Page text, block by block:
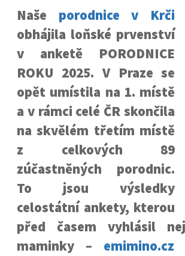
Naše porodnice v Krči
obhájila loňské prvenství
v anketě PORODNICE
ROKU 2025. V Praze se
opět umístila na 1. místě
a v rámci celé ČR skončila
na skvělém třetím místě
z celkových 89
zúčastněných porodnic.
To jsou výsledky
celostátní ankety, kterou
před časem vyhlásil
maminky – emimino.cz